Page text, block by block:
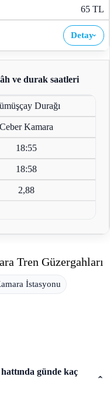
65 TL
Detay›
ve durak saatleri
Durağı
Ceber Kamara
18:55
18:58
2,88
Tren Güzergahları
İstasyonu
günde kaç